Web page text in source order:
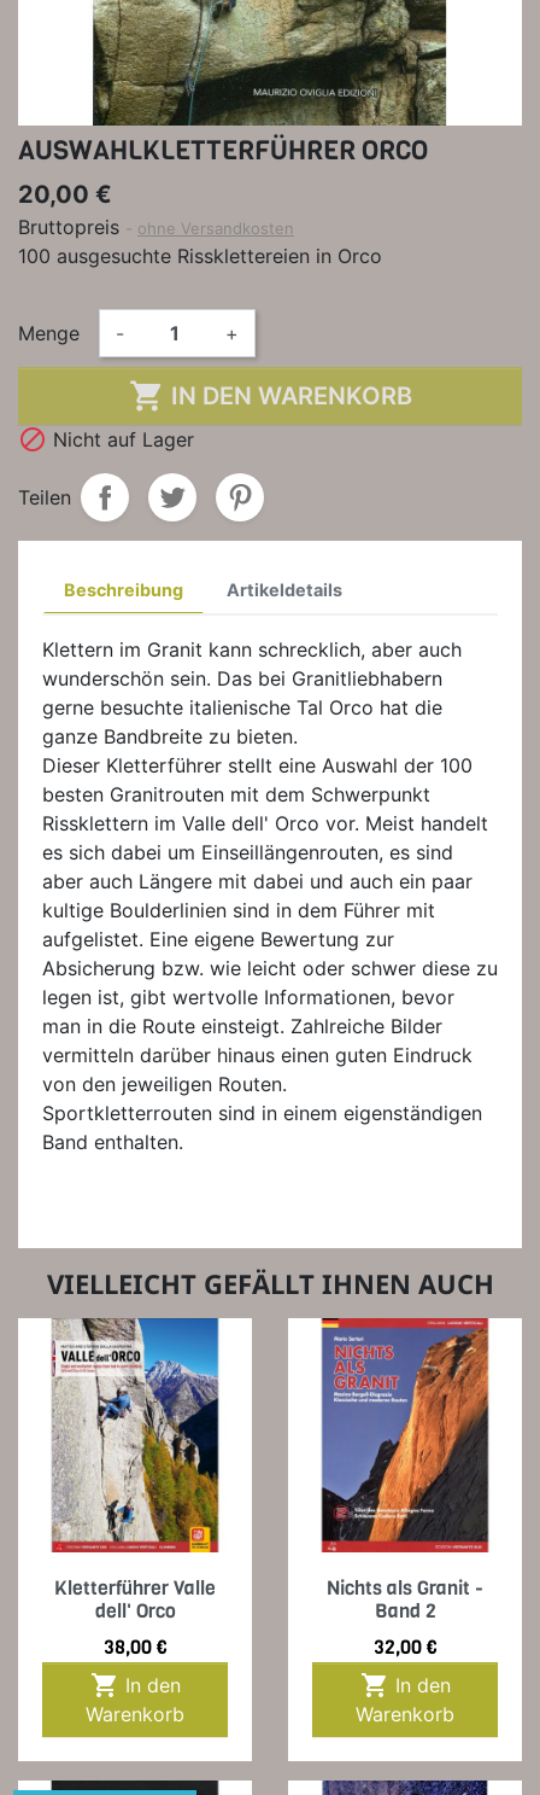
AUSWAHLKLETTERFÜHRER ORCO
20,00 €
Bruttopreis ohne Versandkosten
100 ausgesuchte Rissklettereien in Orco
Menge - +
 IN DEN WARENKORB
 Nicht auf Lager
Teilen
Beschreibung Artikeldetails
Klettern im Granit kann schrecklich, aber auch
wunderschön sein. Das bei Granitliebhabern
gerne besuchte italienische Tal Orco hat die
ganze Bandbreite zu bieten.
Dieser Kletterführer stellt eine Auswahl der 100
besten Granitrouten mit dem Schwerpunkt
Rissklettern im Valle dell' Orco vor. Meist handelt
es sich dabei um Einseillängenrouten, es sind
aber auch Längere mit dabei und auch ein paar
kultige Boulderlinien sind in dem Führer mit
aufgelistet. Eine eigene Bewertung zur
Absicherung bzw. wie leicht oder schwer diese zu
legen ist, gibt wertvolle Informationen, bevor
man in die Route einsteigt. Zahlreiche Bilder
vermitteln darüber hinaus einen guten Eindruck
von den jeweiligen Routen.
Sportkletterrouten sind in einem eigenständigen
Band enthalten.
VIELLEICHT GEFÄLLT IHNEN AUCH
Kletterführer Valle
dell' Orco
Preis
38,00 €

Warenkorb
Nichts als Granit -
Band 2
Preis
32,00 €

Warenkorb